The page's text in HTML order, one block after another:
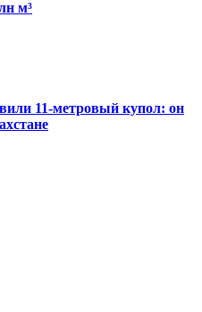
м³
11-метровый купол: он